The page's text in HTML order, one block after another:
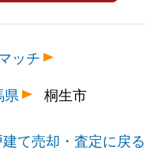
ッチ
県 桐生市
て売却・査定に戻る